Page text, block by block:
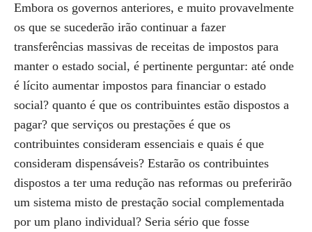
Embora os governos anteriores, e muito provavelmente
os que se sucederão irão continuar a fazer
transferências massivas de receitas de impostos para
manter o estado social, é pertinente perguntar: até onde
é lícito aumentar impostos para financiar o estado
social? quanto é que os contribuintes estão dispostos a
pagar? que serviços ou prestações é que os
contribuintes consideram essenciais e quais é que
consideram dispensáveis? Estarão os contribuintes
dispostos a ter uma redução nas reformas ou preferirão
um sistema misto de prestação social complementada
por um plano individual? Seria sério que fosse